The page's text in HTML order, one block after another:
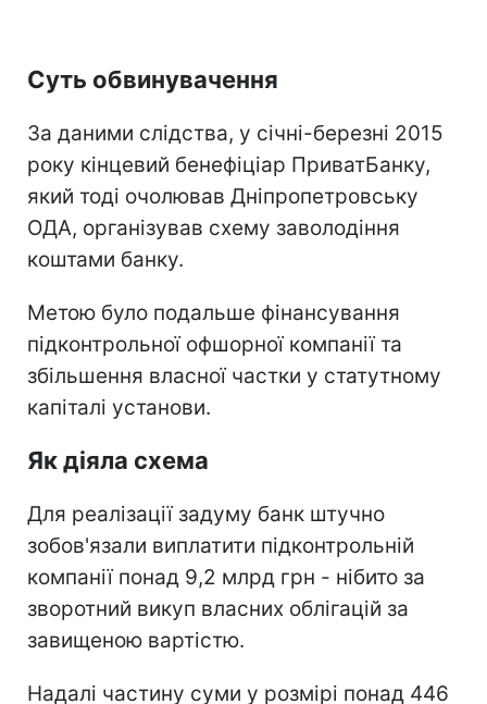
Суть обвинувачення
За даними слідства, у січні-березні 2015
року кінцевий бенефіціар ПриватБанку,
який тоді очолював Дніпропетровську
ОДА, організував схему заволодіння
коштами банку.
Метою було подальше фінансування
підконтрольної офшорної компанії та
збільшення власної частки у статутному
капіталі установи.
Як діяла схема
Для реалізації задуму банк штучно
зобов'язали виплатити підконтрольній
компанії понад 9,2 млрд грн - нібито за
зворотний викуп власних облігацій за
завищеною вартістю.
Надалі частину суми у розмірі понад 446